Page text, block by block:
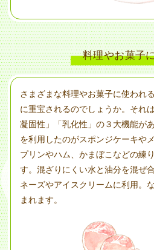
料理やお菓子
さまざまな料理やお菓子に使われ
に重宝されるのでしょうか。それ
凝固性」「乳化性」の３大機能が
を利用したのがスポンジケーキや
プリンやハム、かまぼこなどの練
す。混ざりにくい水と油分を混ぜ
ネーズやアイスクリームに利用。
まれます。